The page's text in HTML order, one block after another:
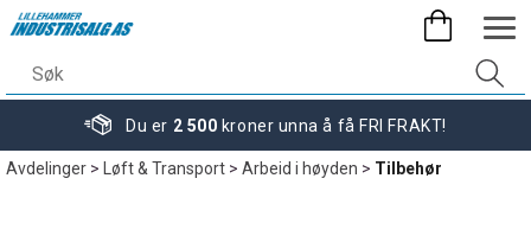
Du er 2 500 kroner unna å få FRI FRAKT!
Avdelinger> Løft & Transport>Arbeid i høyden>Tilbehør